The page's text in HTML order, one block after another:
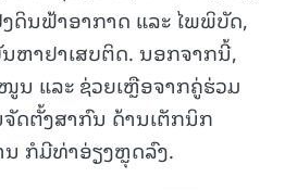
ດິນຟ້າອາກາດ ແລະ ໄພພິບັດ,
ຫາຢາເສບຕິດ. ນອກຈາກນີ້,
ແລະ ຊ່ວຍເຫຼືອຈາກຄູ່ຮ່ວມ
ດຕັ້ງສາກົນ ດ້ານເຕັກນິກ
ນ ກໍມີທ່າອ່ຽງຫຼຸດລົງ.